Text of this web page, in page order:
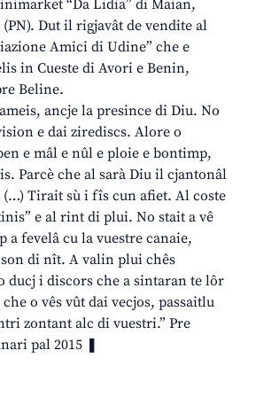
“Da Lidia” di Maian,
Dut il rigjavât de vendite al
Amici di Udine” che e
in Cueste di Avori e Benin,
Beline.
ancje la presince di Diu. No
e dai zirediscs. Alore o
e mâl e nûl e ploie e bontimp,
Parcè che al sarà Diu il cjantonâl
(…) Tirait sù i fîs cun afiet. Al coste
e al rint di plui. No stait a vê
fevelâ cu la vuestre canaie,
di nît. A valin plui chês
ducj i discors che a sintaran te lôr
o vês vût dai vecjos, passaitlu
zontant alc di vuestri.” Pre
pal 2015 ❚